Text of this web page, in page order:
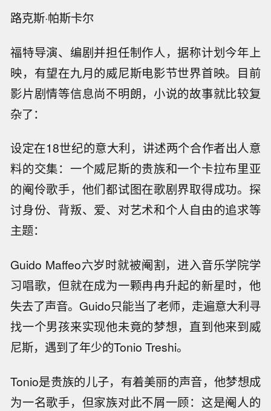
路克斯·帕斯卡尔
福特导演、编剧并担任制作人，据称计划今年上
映，有望在九月的威尼斯电影节世界首映。目前
影片剧情等信息尚不明朗，小说的故事就比较复
杂了：
设定在18世纪的意大利，讲述两个合作者出人意
料的交集：一个威尼斯的贵族和一个卡拉布里亚
的阉伶歌手，他们都试图在歌剧界取得成功。探
讨身份、背叛、爱、对艺术和个人自由的追求等
主题：
Guido Maffeo六岁时就被阉割，进入音乐学院学
习唱歌，但就在成为一颗冉冉升起的新星时，他
失去了声音。Guido只能当了老师，走遍意大利寻
找一个男孩来实现他未竟的梦想，直到他来到威
尼斯，遇到了年少的Tonio Treshi。
Tonio是贵族的儿子，有着美丽的声音，他梦想成
为一名歌手，但家族对此不屑一顾：这是阉人的